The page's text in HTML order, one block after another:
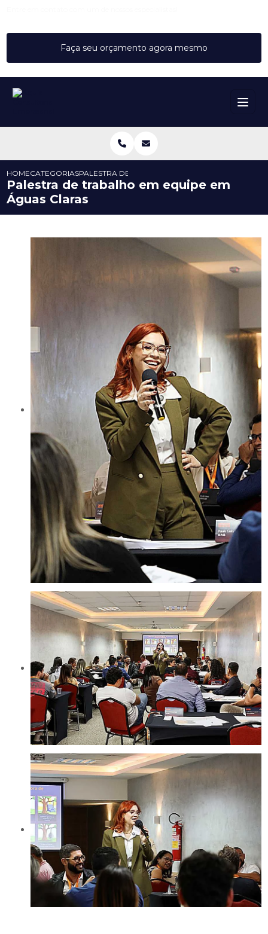
Faça seu orçamento agora mesmo
HOMECATEGORIASPALESTRA DE TRABALHO EM EQUIPE EM ÁGUAS
Palestra de trabalho em equipe em
Águas Claras